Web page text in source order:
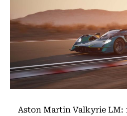
Aston Martin Valkyrie LM: